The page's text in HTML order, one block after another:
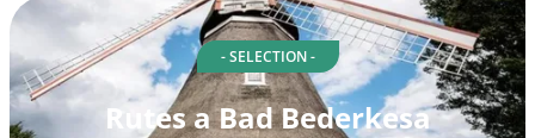
- SELECTION -
Rutes a Bad Bederkesa